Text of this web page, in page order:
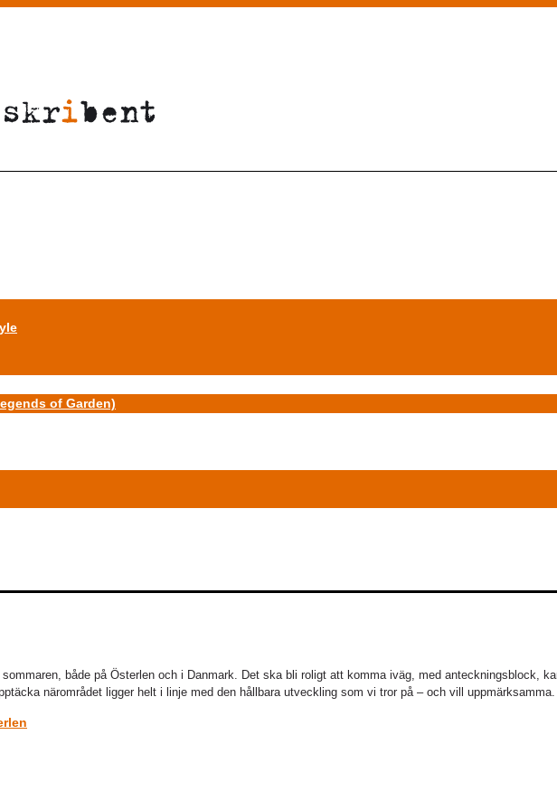
of Garden)
både på Österlen och i Danmark. Det ska bli roligt att komma iväg, med anteckningsblock,
närområdet ligger helt i linje med den hållbara utveckling som vi tror på – och vill uppmärksamma.